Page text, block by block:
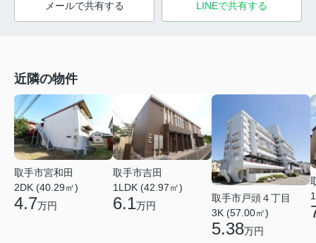
メールで共有する LINEで共有する
近隣の物件
取手市宮和田
2DK (40.29㎡)
4.7万円
取手市吉田
1LDK (42.97㎡)
6.1万円
取手市戸頭４丁目
3K (57.00㎡)
5.38万円